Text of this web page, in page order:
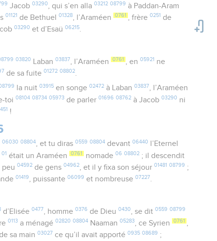
Jacob 03290 , qui s’en alla 03212 08799 à Paddan-Aram
01121 de Bethuel01328, l’Araméen 0761 , frère0251
de
03290 et d’Esaü06215.
03820 Laban 03837 , l’Araméen 0761 , en 05921
ne
de sa fuite01272 08802.
la nuit 03915en songe 02472à Laban 03837, l’Araméen
toi08104 08734 05973 de parler01696 08762 à Jacob03290 ni
!
06030 08804, et tu diras 0559 08804devant 06440 l’Eternel
01 était un Araméen 0761 nomade06 08802 ; il descendit
peu04592 de gens04962, et il y fixa son séjour01481 08799 ;
01419, puissante06099 et nombreuse07227.
d’Elisée 0477 , homme 0376 de Dieu 0430 , se dit 0559 08799
0113 a ménagé02820 08804 Naaman05283, ce Syrien 0761 ,
sa main03027 ce qu’il avait apporté0935 08689 ;